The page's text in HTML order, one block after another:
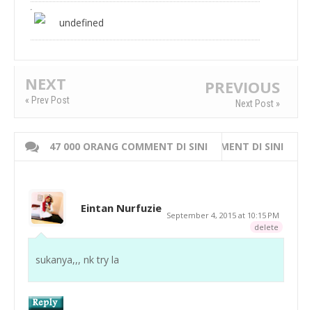
undefined
NEXT
« Prev Post
PREVIOUS
Next Post »
47 000 ORANG COMMENT DI SINI
WRITE 000 ORANG COMMENT DI SINI
Eintan Nurfuzie
September 4, 2015 at 10:15 PM
delete
sukanya,,, nk try la